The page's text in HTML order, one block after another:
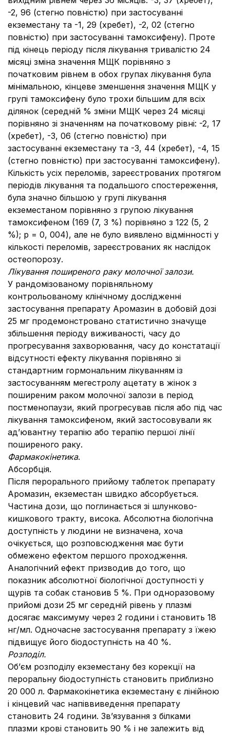
-2, 96 (стегно повністю) при застосуванні
екземестану та -1, 29 (хребет), -2, 02 (стегно
повністю) при застосуванні тамоксифену). Проте
під кінець періоду після лікування тривалістю 24
місяці зміна значення МЩК порівняно з
початковим рівнем в обох групах лікування була
мінімальною, кінцеве зменшення значення МЩК у
групі тамоксифену було трохи більшим для всіх
ділянок (середній % зміни МЩК через 24 місяці
порівняно зі значенням на початковому рівні: -2, 17
(хребет), -3, 06 (стегно повністю) при
застосуванні екземестану та -3, 44 (хребет), -4, 15
(стегно повністю) при застосуванні тамоксифену).
Кількість усіх переломів, зареєстрованих протягом
періодів лікування та подальшого спостереження,
була значно більшою у групі лікування
екземестаном порівняно з групою лікування
тамоксифеном (169 (7, 3 %) порівняно з 122 (5, 2
%); p = 0, 004), але не було виявлено відмінності у
кількості переломів, зареєстрованих як наслідок
остеопорозу.
Лікування поширеного раку молочної залози.
У рандомізованому порівняльному
контрольованому клінічному дослідженні
застосування препарату Аромазин в добовій дозі
25 мг продемонстровано статистично значуще
збільшення періоду виживаності, часу до
прогресування захворювання, часу до констатації
відсутності ефекту лікування порівняно зі
стандартним гормональним лікуванням із
застосуванням мегестролу ацетату в жінок з
поширеним раком молочної залози в період
постменопаузи, який прогресував після або під час
лікування тамоксифеном, який застосовували як
ад’ювантну терапію або терапію першої лінії
поширеного раку.
Фармакокінетика.
Абсорбція.
Після перорального прийому таблеток препарату
Аромазин, екземестан швидко абсорбується.
Частина дози, що поглинається зі шлунково-
кишкового тракту, висока. Абсолютна біологічна
доступність у людини не визначена, хоча
очікується, що розповсюдження має бути
обмежено ефектом першого проходження.
Аналогічний ефект призводив до того, що
показник абсолютної біологічної доступності у
щурів та собак становив 5 %. При одноразовому
прийомі дози 25 мг середній рівень у плазмі
досягає максимуму через 2 години і становить 18
нг/мл. Одночасне застосування препарату з їжею
підвищує його біодоступність на 40 %.
Розподіл.
Об’єм розподілу екземестану без корекції на
пероральну біодоступність становить приблизно
20 000 л. Фармакокінетика екземестану є лінійною
і кінцевий час напіввиведення препарату
становить 24 години. Зв’язування з білками
плазми крові становить 90 % і не залежить від